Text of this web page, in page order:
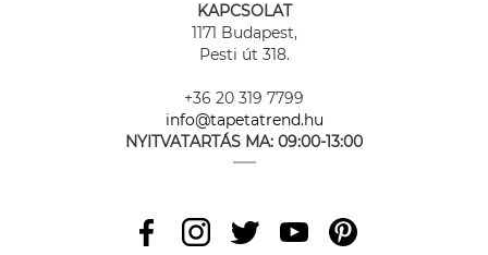
KAPCSOLAT
1171 Budapest,
Pesti út 318.
+36 20 319 7799
info@tapetatrend.hu
NYITVATARTÁS MA: 09:00-13:00